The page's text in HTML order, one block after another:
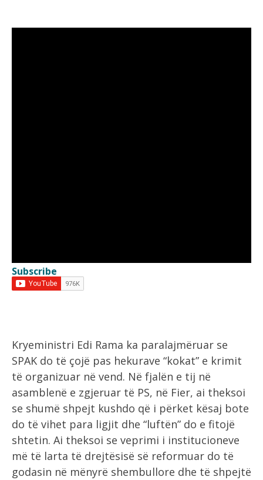
Subscribe
Kryeministri Edi Rama ka paralajmëruar se
SPAK do të çojë pas hekurave “kokat” e krimit
të organizuar në vend. Në fjalën e tij në
asamblenë e zgjeruar të PS, në Fier, ai theksoi
se shumë shpejt kushdo që i përket kësaj bote
do të vihet para ligjit dhe “luftën” do e fitojë
shtetin. Ai theksoi se veprimi i institucioneve
më të larta të drejtësisë së reformuar do të
godasin në mënyrë shembullore dhe të shpejtë